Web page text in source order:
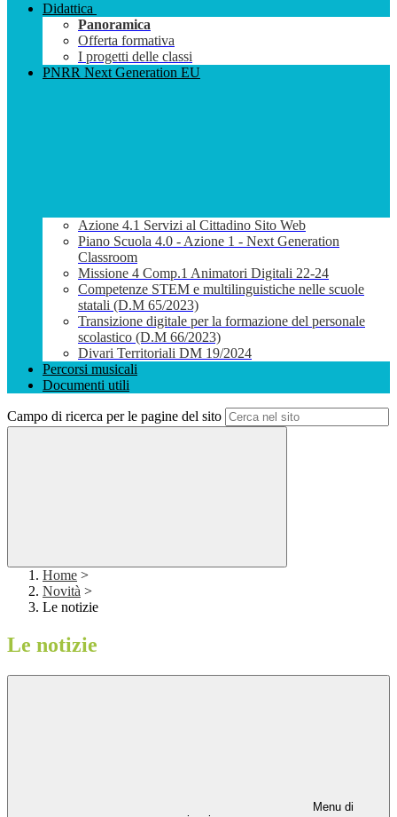
Didattica
Panoramica
Offerta formativa
I progetti delle classi
PNRR Next Generation EU
Azione 4.1 Servizi al Cittadino Sito Web
Piano Scuola 4.0 - Azione 1 - Next Generation
Classroom
Missione 4 Comp.1 Animatori Digitali 22-24
Competenze STEM e multilinguistiche nelle scuole
statali (D.M 65/2023)
Transizione digitale per la formazione del personale
scolastico (D.M 66/2023)
Divari Territoriali DM 19/2024
Percorsi musicali
Documenti utili
Campo di ricerca per le pagine del sito
Home >
Novità >
Le notizie
Le notizie
Menu di